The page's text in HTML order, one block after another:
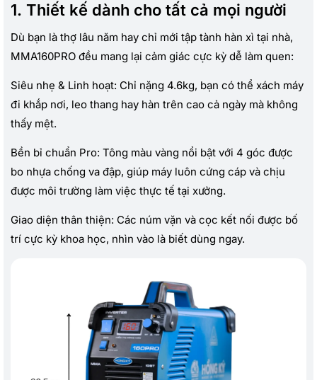
1. Thiết kế dành cho tất cả mọi người
Dù bạn là thợ lâu năm hay chỉ mới tập tành hàn xì tại nhà,
MMA160PRO đều mang lại cảm giác cực kỳ dễ làm quen:
Siêu nhẹ & Linh hoạt: Chỉ nặng 4.6kg, bạn có thể xách máy
đi khắp nơi, leo thang hay hàn trên cao cả ngày mà không
thấy mệt.
Bền bỉ chuẩn Pro: Tông màu vàng nổi bật với 4 góc được
bo nhựa chống va đập, giúp máy luôn cứng cáp và chịu
được môi trường làm việc thực tế tại xưởng.
Giao diện thân thiện: Các núm vặn và cọc kết nối được bố
trí cực kỳ khoa học, nhìn vào là biết dùng ngay.